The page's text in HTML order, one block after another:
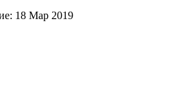
18 Мар 2019